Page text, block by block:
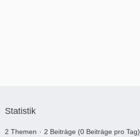
Statistik
2 Themen 2 Beiträge (0 Beiträge pro Tag)